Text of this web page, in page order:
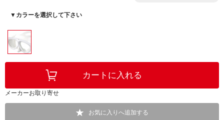
▼カラーを選択して下さい
メーカーお取り寄せ
お気に入りへ追加する